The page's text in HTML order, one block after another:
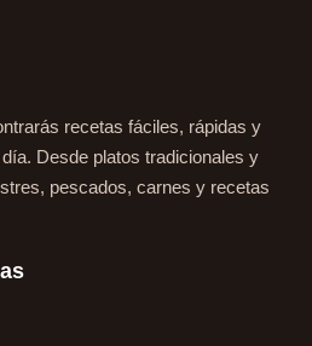
recetas fáciles, rápidas y
Desde platos tradicionales y
pescados, carnes y recetas